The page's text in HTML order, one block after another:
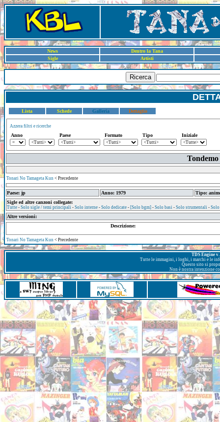
News
Dentro la Tana
Sigle
Artisti
Ricerca
Lista Schede Galleria Dettaglio
Azzera filtri e ricerche
Anno Paese Formato Tipo Iniziale
Tonari No Tamageta Kun < Precedente
Paese: jp Anno: 1979
Tipo:
Sigle ed altre canzoni collegate:
Tutte - Solo sigle / temi principali - Solo interne - Solo dedicate - [Solo bgm] - Solo basi - Solo strumentali - Solo
Altre versioni:
Descrizione:
Tonari No Tamageta Kun < Precedente
TDS Engine
Tutte le immagini, i loghi, i marchi e le
Questo sito si
Non è nostra intenzione